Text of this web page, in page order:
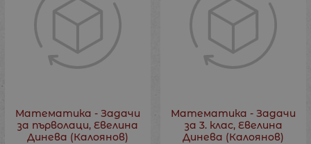
Математика - Задачи
за първолаци, Евелина
Динева (Калоянов)
Математика - Задачи
за 3. клас, Евелина
Динева (Калоянов)